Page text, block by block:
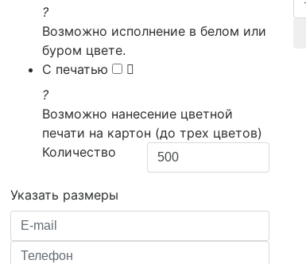
?
Возможно исполнение в белом или
буром цвете.
С печатью
?
Возможно нанесение цветной
печати на картон (до трех цветов)
Количество
Указать размеры